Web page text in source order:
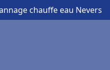
chauffe eau Nevers